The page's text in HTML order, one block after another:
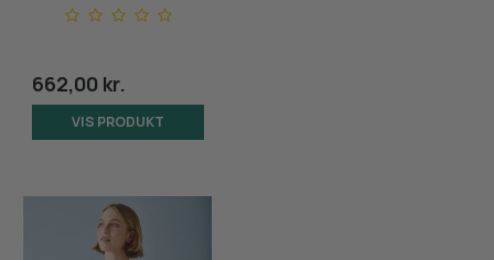
662,00 kr.
VIS PRODUKT